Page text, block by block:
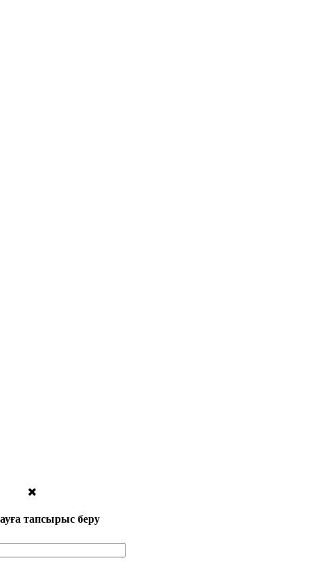
тапсырыс беру